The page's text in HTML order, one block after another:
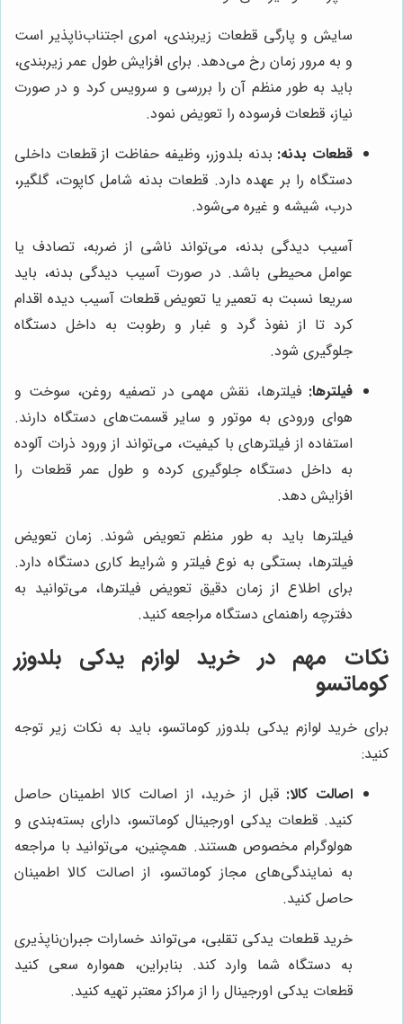
سایش و پارگی قطعات زیربندی، امری اجتناب‌ناپذیر است
و به مرور زمان رخ می‌دهد. برای افزایش طول عمر زیربندی،
باید به طور منظم آن را بررسی و سرویس کرد و در صورت
نیاز، قطعات فرسوده را تعویض نمود.
قطعات بدنه: بدنه بلدوزر، وظیفه حفاظت از قطعات داخلی
دستگاه را بر عهده دارد. قطعات بدنه شامل کاپوت، گلگیر،
درب، شیشه و غیره می‌شود.
آسیب دیدگی بدنه، می‌تواند ناشی از ضربه، تصادف یا
عوامل محیطی باشد. در صورت آسیب دیدگی بدنه، باید
سریعا نسبت به تعمیر یا تعویض قطعات آسیب دیده اقدام
کرد تا از نفوذ گرد و غبار و رطوبت به داخل دستگاه
جلوگیری شود.
فیلترها: فیلترها، نقش مهمی در تصفیه روغن، سوخت و
هوای ورودی به موتور و سایر قسمت‌های دستگاه دارند.
استفاده از فیلترهای با کیفیت، می‌تواند از ورود ذرات آلوده
به داخل دستگاه جلوگیری کرده و طول عمر قطعات را
افزایش دهد.
فیلترها باید به طور منظم تعویض شوند. زمان تعویض
فیلترها، بستگی به نوع فیلتر و شرایط کاری دستگاه دارد.
برای اطلاع از زمان دقیق تعویض فیلترها، می‌توانید به
دفترچه راهنمای دستگاه مراجعه کنید.
نکات مهم در خرید لوازم یدکی بلدوزر
کوماتسو
برای خرید لوازم یدکی بلدوزر کوماتسو، باید به نکات زیر توجه
کنید:
اصالت کالا: قبل از خرید، از اصالت کالا اطمینان حاصل
کنید. قطعات یدکی اورجینال کوماتسو، دارای بسته‌بندی و
هولوگرام مخصوص هستند. همچنین، می‌توانید با مراجعه
به نمایندگی‌های مجاز کوماتسو، از اصالت کالا اطمینان
حاصل کنید.
خرید قطعات یدکی تقلبی، می‌تواند خسارات جبران‌ناپذیری
به دستگاه شما وارد کند. بنابراین، همواره سعی کنید
قطعات یدکی اورجینال را از مراکز معتبر تهیه کنید.